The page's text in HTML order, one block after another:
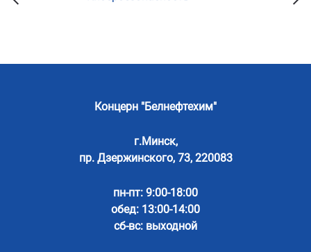
Концерн "Белнефтехим"
г.Минск,
пр. Дзержинского, 73, 220083
пн-пт: 9:00-18:00
обед: 13:00-14:00
сб-вс: выходной